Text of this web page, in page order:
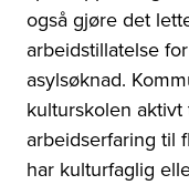
også gjøre det
arbeidstillatelse
asylsøknad.
kulturskolen
arbeidserfaring til
har kulturfaglig